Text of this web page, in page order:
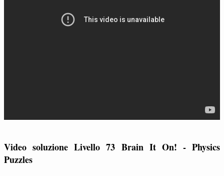
Video soluzione Livello 73 Brain It On! - Physics
Puzzles